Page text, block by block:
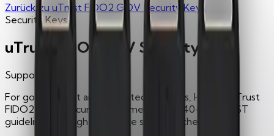
Zurück zu uTrust FIDO2 GOV Security Keys
Security Keys
uTrust FIDO2 GOV Security Keys
Support
For government and regulated agencies, Hirsch’s uTrust
FIDO2 GOV Security Keys meet FIPS 140-3 and NIST
guidelines for high-assurance strong authentication.